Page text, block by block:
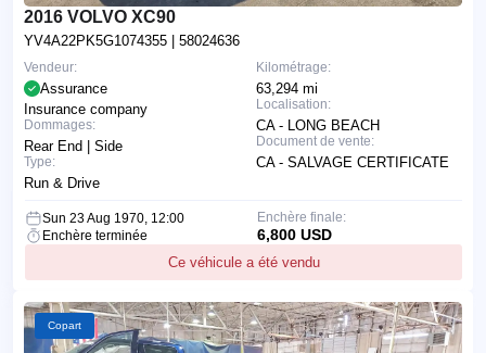
2016 VOLVO XC90
YV4A22PK5G1074355 | 58024636
Kilométrage:
63,294 mi
Localisation:
CA - LONG BEACH
Document de vente:
CA - SALVAGE CERTIFICATE
Vendeur:
Assurance
Insurance company
Dommages:
Rear End | Side
Type:
Run & Drive
Sun 23 Aug 1970, 12:00
Enchère terminée
Ce véhicule a été vendu
Enchère finale:
6,800 USD
Copart